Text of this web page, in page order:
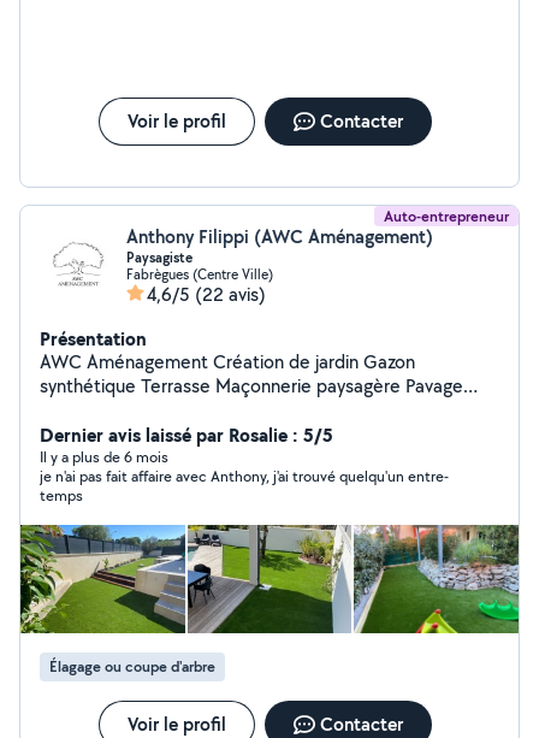
Voir le profil Contacter
Auto-entrepreneur
Anthony Filippi (AWC Aménagement)
Paysagiste
Fabrègues (Centre Ville)
4,6/5 (22 avis)
Présentation
AWC Aménagement Création de jardin Gazon
synthétique Terrasse Maçonnerie paysagère Pavage
et conseils
Dernier avis laissé par Rosalie : 5/5
Il y a plus de 6 mois
je n'ai pas fait affaire avec Anthony, j'ai trouvé quelqu'un entre-
temps
Élagage ou coupe d'arbre
Voir le profil Contacter